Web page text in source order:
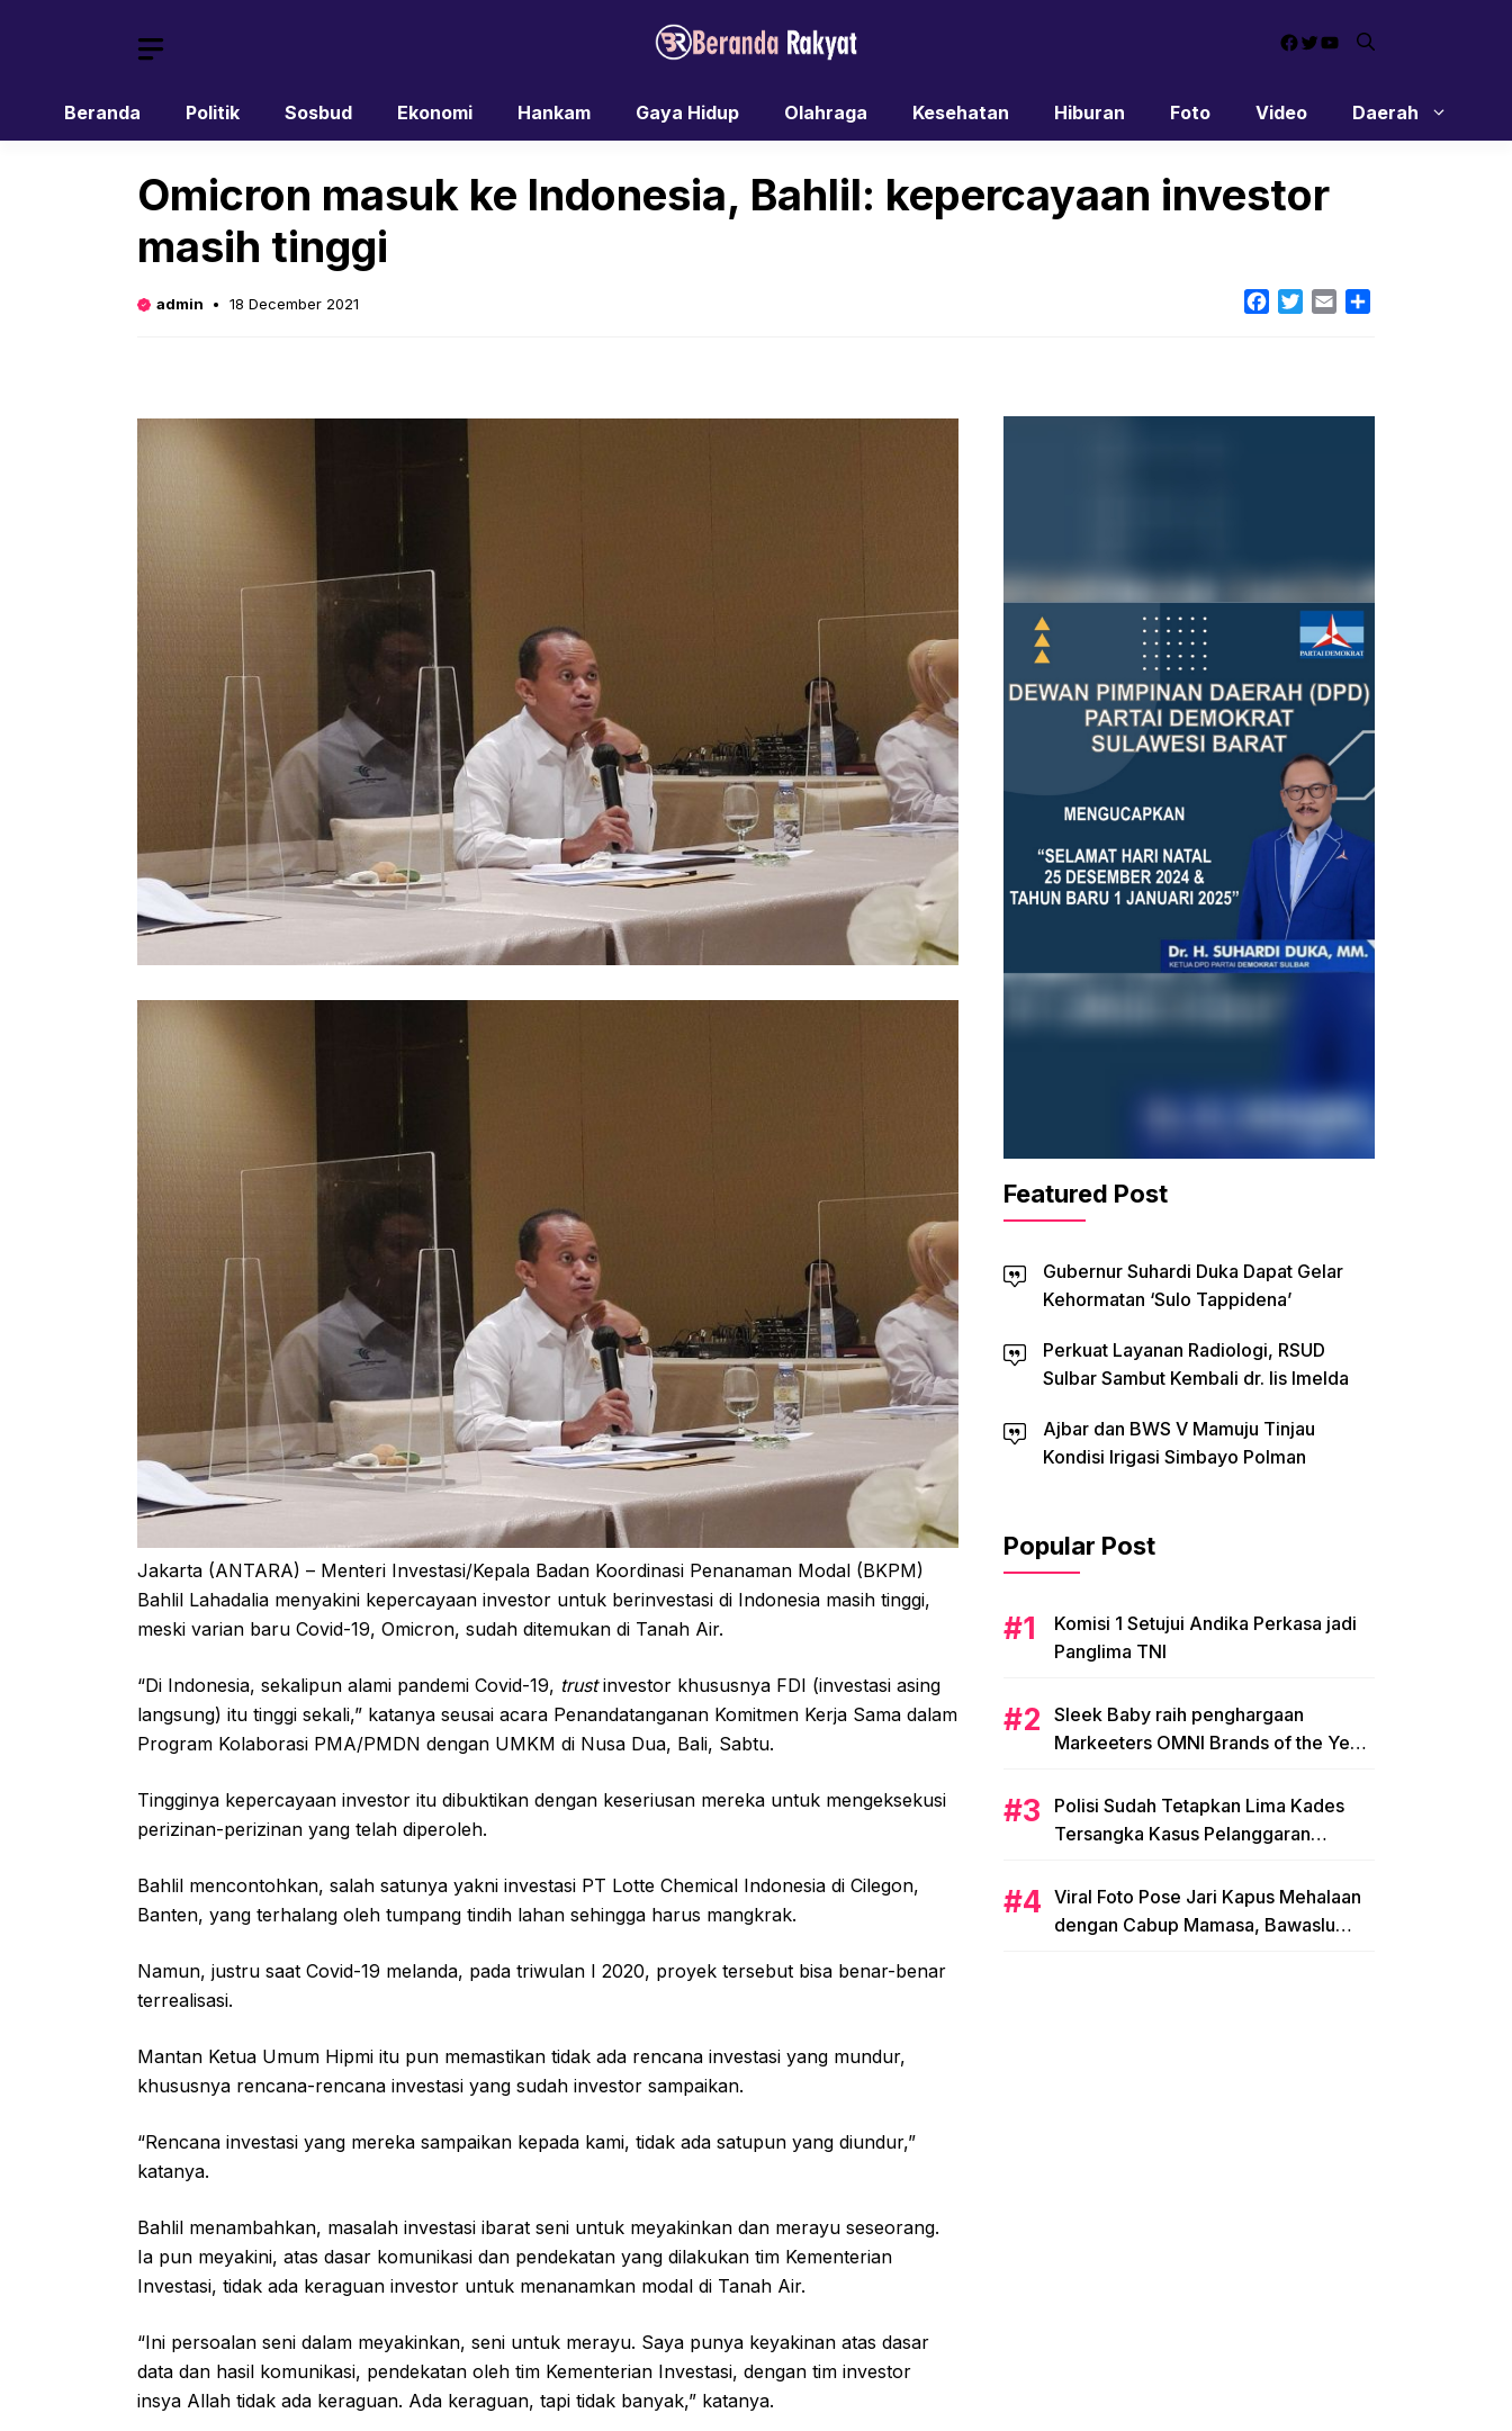
Facebook
Twitter
YouTube
Beranda Politik Sosbud Ekonomi Hankam Gaya Hidup Olahraga Kesehatan Hiburan Foto Video Daerah
Omicron masuk ke Indonesia, Bahlil: kepercayaan investor
masih tinggi
admin 18 December 2021 Facebook
TwitterEmail
Jakarta (ANTARA) – Menteri Investasi/Kepala Badan Koordinasi Penanaman Modal (BKPM)
Bahlil Lahadalia menyakini kepercayaan investor untuk berinvestasi di Indonesia masih tinggi,
meski varian baru Covid-19, Omicron, sudah ditemukan di Tanah Air.
“Di Indonesia, sekalipun alami pandemi Covid-19, trustinvestor khususnya FDI (investasi asing
langsung) itu tinggi sekali,” katanya seusai acara Penandatanganan Komitmen Kerja Sama dalam
Program Kolaborasi PMA/PMDN dengan UMKM di Nusa Dua, Bali, Sabtu.
Tingginya kepercayaan investor itu dibuktikan dengan keseriusan mereka untuk mengeksekusi
perizinan-perizinan yang telah diperoleh.
Bahlil mencontohkan, salah satunya yakni investasi PT Lotte Chemical Indonesia di Cilegon,
Banten, yang terhalang oleh tumpang tindih lahan sehingga harus mangkrak.
Namun, justru saat Covid-19 melanda, pada triwulan I 2020, proyek tersebut bisa benar-benar
terrealisasi.
Mantan Ketua Umum Hipmi itu pun memastikan tidak ada rencana investasi yang mundur,
khususnya rencana-rencana investasi yang sudah investor sampaikan.
“Rencana investasi yang mereka sampaikan kepada kami, tidak ada satupun yang diundur,”
katanya.
Bahlil menambahkan, masalah investasi ibarat seni untuk meyakinkan dan merayu seseorang.
Ia pun meyakini, atas dasar komunikasi dan pendekatan yang dilakukan tim Kementerian
Investasi, tidak ada keraguan investor untuk menanamkan modal di Tanah Air.
“Ini persoalan seni dalam meyakinkan, seni untuk merayu. Saya punya keyakinan atas dasar
data dan hasil komunikasi, pendekatan oleh tim Kementerian Investasi, dengan tim investor
insya Allah tidak ada keraguan. Ada keraguan, tapi tidak banyak,” katanya.
Featured Post
Gubernur Suhardi Duka Dapat Gelar
Kehormatan ‘Sulo Tappidena’
Perkuat Layanan Radiologi, RSUD
Sulbar Sambut Kembali dr. Iis Imelda
Ajbar dan BWS V Mamuju Tinjau
Kondisi Irigasi Simbayo Polman
Popular Post
Komisi 1 Setujui Andika Perkasa jadi
Panglima TNI
Sleek Baby raih penghargaan
Markeeters OMNI Brands of the Year
Polisi Sudah Tetapkan Lima Kades
Tersangka Kasus Pelanggaran
Viral Foto Pose Jari Kapus Mehalaan
dengan Cabup Mamasa, Bawaslu